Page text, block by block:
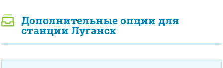
Дополнительные опции для
станции Луганск